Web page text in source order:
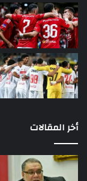
أخر المقالات